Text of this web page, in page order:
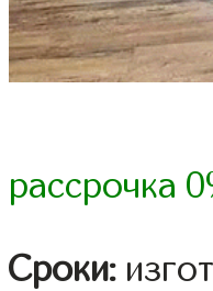
рассрочка
Сроки: